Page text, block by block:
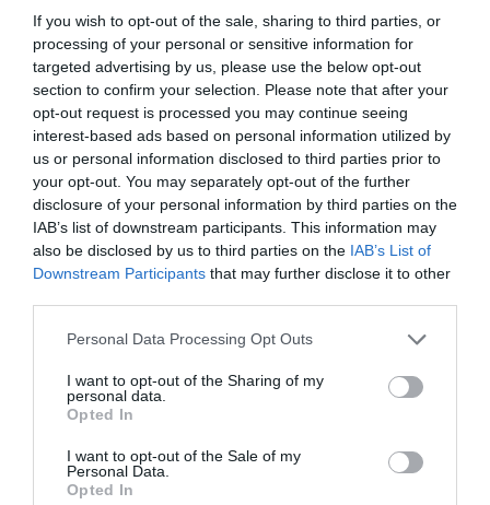
If you wish to opt-out of the sale, sharing to third parties, or
processing of your personal or sensitive information for
targeted advertising by us, please use the below opt-out
section to confirm your selection. Please note that after your
opt-out request is processed you may continue seeing
interest-based ads based on personal information utilized by
us or personal information disclosed to third parties prior to
your opt-out. You may separately opt-out of the further
disclosure of your personal information by third parties on the
IAB’s list of downstream participants. This information may
also be disclosed by us to third parties on the IAB’s List of
Downstream Participants that may further disclose it to other
Please note that this website/app uses one or more Google
not limited to your visit or usage behaviour. You may click to
grant or deny consent to Google and its third-party tags to
use your data for below specified purposes in below Google
consent section.
Personal Data Processing Opt Outs
I want to opt-out of the Sharing of my
personal data.
Opted In
I want to opt-out of the Sale of my
Personal Data.
Opted In
ΑκολουθούνΕυρώπηκαιAPAC
Συγκέντρωση αλλά και επέκταση του
οικοσυστήματοςransomware
Η δραστηριότητα ransomware καθοδηγείται
από λίγες αλλά εξαιρετικά ενεργές ομάδες:
Qilin(πιο ενεργή)
Παράλληλα, αυξάνεται ο αριθμός νέων
μικρότερων ομάδων, δημιουργώντας ένα
ανθεκτικό και συνεχώς εξελισσόμενο